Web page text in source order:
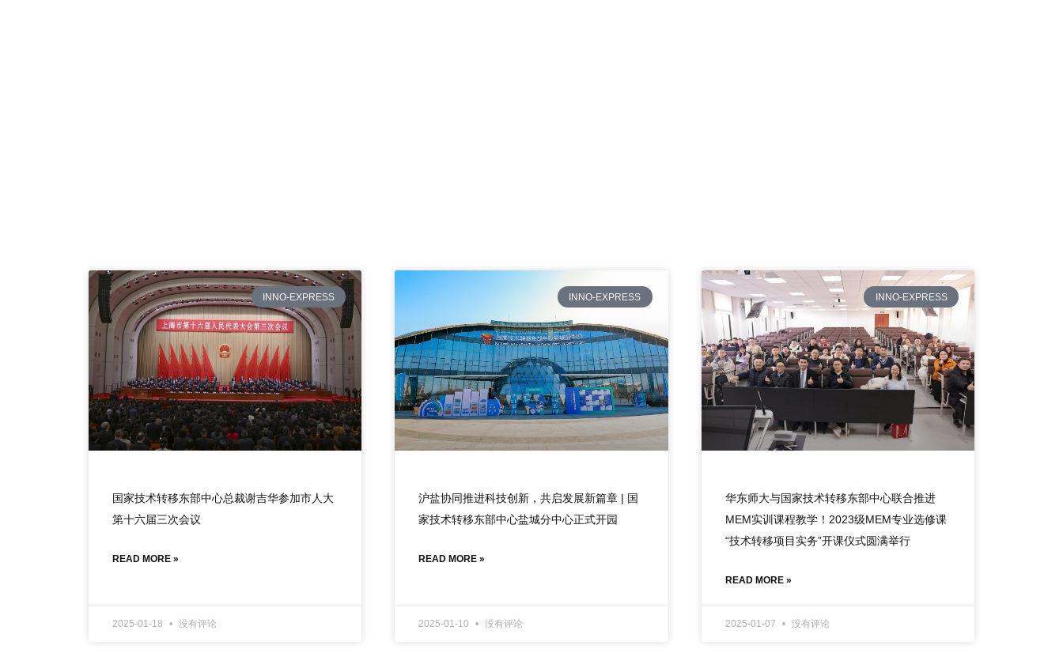
INNO-EXPRESS
国家技术转移东部中心总裁谢吉华参加市人大
第十六届三次会议
READ MORE »
2025-01-18 没有评论
INNO-EXPRESS
沪盐协同推进科技创新，共启发展新篇章 | 国
家技术转移东部中心盐城分中心正式开园
READ MORE »
2025-01-10 没有评论
INNO-EXPRESS
华东师大与国家技术转移东部中心联合推进
MEM实训课程教学！2023级MEM专业选修课
“技术转移项目实务”开课仪式圆满举行
READ MORE »
2025-01-07 没有评论